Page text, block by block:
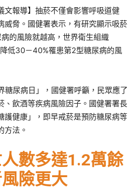
文報導】抽菸不僅會影響呼吸道健
威脅。國健署表示，有研究顯示吸菸
的風險就越高，世界衛生組織
降低30－40%罹患第2型糖尿病的風
糖尿病日」，國健署呼籲，民眾應了
、飲酒等疾病風險因子。國健署署長
護健康」，即早戒菸是預防糖尿病等
方法。
數多達1.2萬餘
險更大